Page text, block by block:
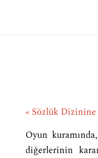
« Sözlük
Oyun
diğerlerinin